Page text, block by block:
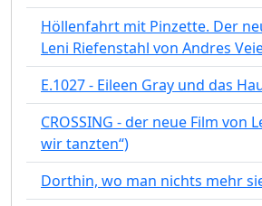
Höllenfahrt mit Pinzette. Der
Leni Riefenstahl von Andres
E.1027 - Eileen Gray und das
CROSSING - der neue Film von
wir tanzten“)
Dorthin, wo man nichts mehr